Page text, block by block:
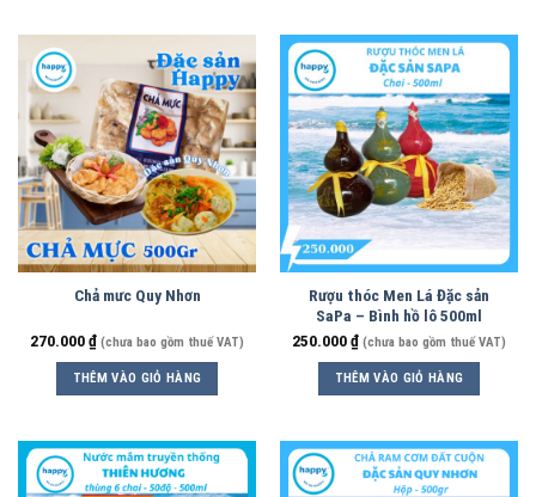
Chả mưc Quy Nhơn
270.000₫ (chưa bao gồm thuế VAT)
THÊM VÀO GIỎ HÀNG
Rượu thóc Men Lá Đặc sản
SaPa – Bình hồ lô 500ml
250.000₫ (chưa bao gồm thuế VAT)
THÊM VÀO GIỎ HÀNG